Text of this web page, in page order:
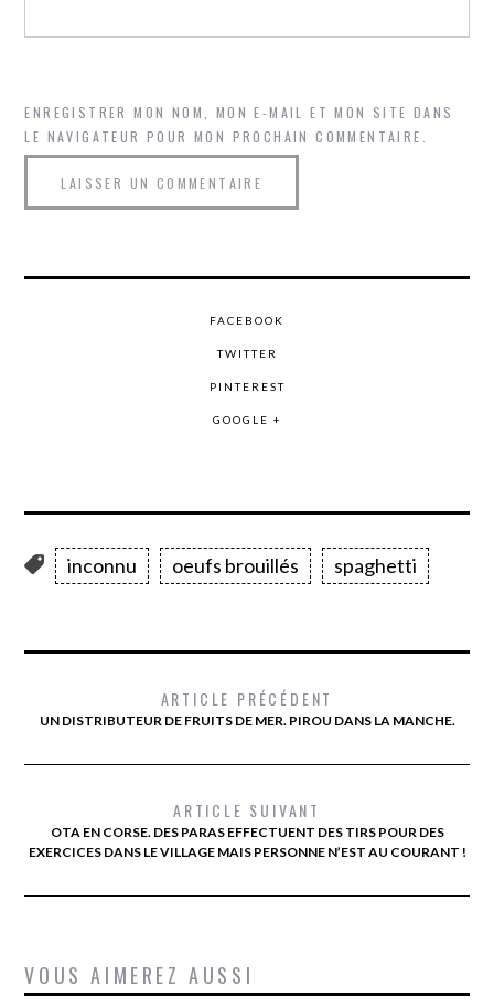
ENREGISTRER MON NOM, MON E-MAIL ET MON SITE DANS
LE NAVIGATEUR POUR MON PROCHAIN COMMENTAIRE.
FACEBOOK
TWITTER
PINTEREST
GOOGLE +
inconnu oeufs brouillés spaghetti
ARTICLE PRÉCÉDENT
UN DISTRIBUTEUR DE FRUITS DE MER. PIROU DANS LA MANCHE.
ARTICLE SUIVANT
OTA EN CORSE. DES PARAS EFFECTUENT DES TIRS POUR DES
EXERCICES DANS LE VILLAGE MAIS PERSONNE N’EST AU COURANT !
VOUS AIMEREZ AUSSI